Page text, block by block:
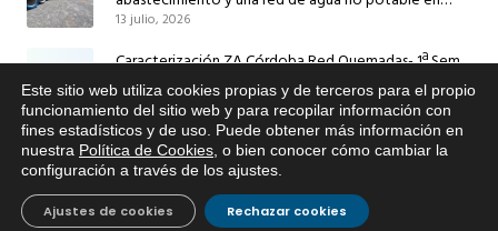
Ingeniero Ruiz de Azúa
13 julio, 2026
Caracterización ZA Córdoba Red Quemadas- 1ª Sem
2026
9 julio, 2026
Caracterización ZA Córdoba Red Carrera Caballo-1º
Sem 2026
9 julio, 2026
Este sitio web utiliza cookies propias y de terceros para el propio
funcionamiento del sitio web y para recopilar información con
fines estadísticos y de uso. Puede obtener más información en
nuestra Política de Cookies , o bien conocer cómo cambiar la
configuración a través de los ajustes
Rechazar cookies
Ajustes de cookies
Si tiene cualquier duda sobre
EMACSA, haga click abajo.